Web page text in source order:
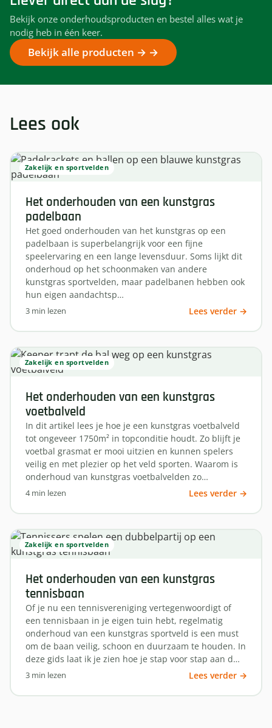
Bekijk onze onderhoudsproducten en bestel alles wat je
nodig heb in één keer.
Bekijk alle producten →
Lees ook
Zakelijk en sportvelden
Het onderhouden van een kunstgras
padelbaan
Het goed onderhouden van het kunstgras op een
padelbaan is superbelangrijk voor een fijne
speelervaring en een lange levensduur. Soms lijkt dit
onderhoud op het schoonmaken van andere
kunstgras sportvelden, maar padelbanen hebben ook
hun eigen aandachtsp…
3 min lezen Lees verder →
Zakelijk en sportvelden
Het onderhouden van een kunstgras
voetbalveld
In dit artikel lees je hoe je een kunstgras voetbalveld
tot ongeveer 1750m² in topconditie houdt. Zo blijft je
voetbal grasmat er mooi uitzien en kunnen spelers
veilig en met plezier op het veld sporten. Waarom is
onderhoud van kunstgras voetbalvelden zo…
4 min lezen Lees verder →
Zakelijk en sportvelden
Het onderhouden van een kunstgras
tennisbaan
Of je nu een tennisvereniging vertegenwoordigt of
een tennisbaan in je eigen tuin hebt, regelmatig
onderhoud van een kunstgras sportveld is een must
om de baan veilig, schoon en duurzaam te houden. In
deze gids laat ik je zien hoe je stap voor stap aan d…
3 min lezen Lees verder →